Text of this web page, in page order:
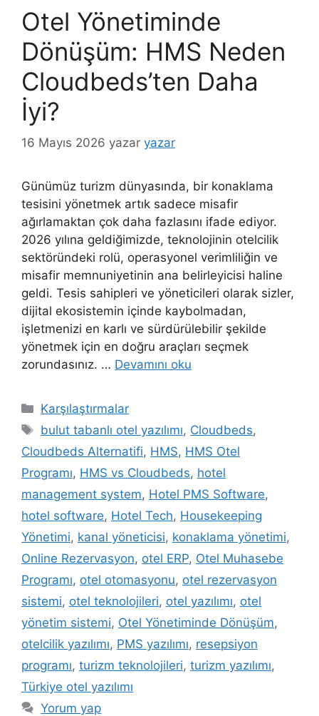
Otel Yönetiminde
Dönüşüm: HMS Neden
Cloudbeds’ten Daha
İyi?
16 Mayıs 2026 yazar yazar
Günümüz turizm dünyasında, bir konaklama
tesisini yönetmek artık sadece misafir
ağırlamaktan çok daha fazlasını ifade ediyor.
2026 yılına geldiğimizde, teknolojinin otelcilik
sektöründeki rolü, operasyonel verimliliğin ve
misafir memnuniyetinin ana belirleyicisi haline
geldi. Tesis sahipleri ve yöneticileri olarak sizler,
dijital ekosistemin içinde kaybolmadan,
işletmenizi en karlı ve sürdürülebilir şekilde
yönetmek için en doğru araçları seçmek
zorundasınız. … Devamını oku
Kategoriler
Karşılaştırmalar
Etiketler
bulut tabanlı otel yazılımı, Cloudbeds,
Cloudbeds Alternatifi, HMS, HMS Otel
Programı, HMS vs Cloudbeds, hotel
management system, Hotel PMS Software,
hotel software, Hotel Tech, Housekeeping
Yönetimi, kanal yöneticisi, konaklama yönetimi,
Online Rezervasyon, otel ERP, Otel Muhasebe
Programı, otel otomasyonu, otel rezervasyon
sistemi, otel teknolojileri, otel yazılımı, otel
yönetim sistemi, Otel Yönetiminde Dönüşüm,
otelcilik yazılımı, PMS yazılımı, resepsiyon
programı, turizm teknolojileri, turizm yazılımı,
Türkiye otel yazılımı
Yorum yap